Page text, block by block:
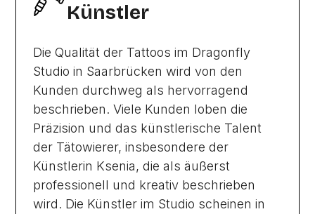
Künstler
Die Qualität der Tattoos im Dragonfly
Studio in Saarbrücken wird von den
Kunden durchweg als hervorragend
beschrieben. Viele Kunden loben die
Präzision und das künstlerische Talent
der Tätowierer, insbesondere der
Künstlerin Ksenia, die als äußerst
professionell und kreativ beschrieben
wird. Die Künstler im Studio scheinen in